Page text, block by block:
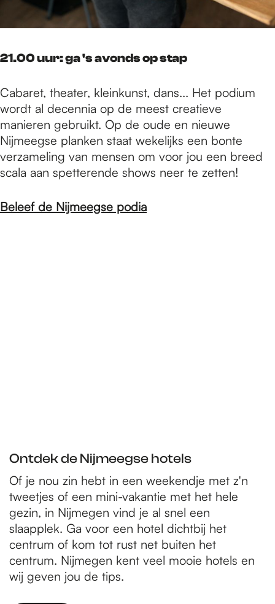
21.00 uur: ga 's avonds op stap
Cabaret, theater, kleinkunst, dans... Het podium
wordt al decennia op de meest creatieve
manieren gebruikt. Op de oude en nieuwe
Nijmeegse planken staat wekelijks een bonte
verzameling van mensen om voor jou een breed
scala aan spetterende shows neer te zetten!
Beleef de Nijmeegse podia
Ontdek de Nijmeegse hotels
Of je nou zin hebt in een weekendje met z'n
tweetjes of een mini-vakantie met het hele
gezin, in Nijmegen vind je al snel een
slaapplek. Ga voor een hotel dichtbij het
centrum of kom tot rust net buiten het
centrum. Nijmegen kent veel mooie hotels en
wij geven jou de tips.